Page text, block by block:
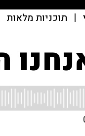
| תוכניות מלאות